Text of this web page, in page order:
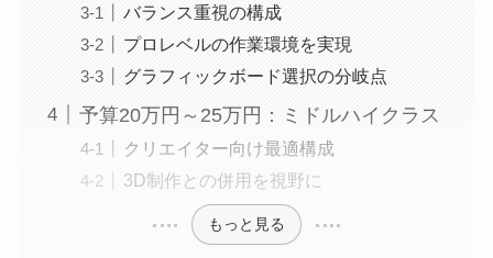
バランス重視の構成
プロレベルの作業環境を実現
グラフィックボード選択の分岐点
予算20万円～25万円：ミドルハイクラス
クリエイター向け最適構成
3D制作との併用を視野に
もっと見る